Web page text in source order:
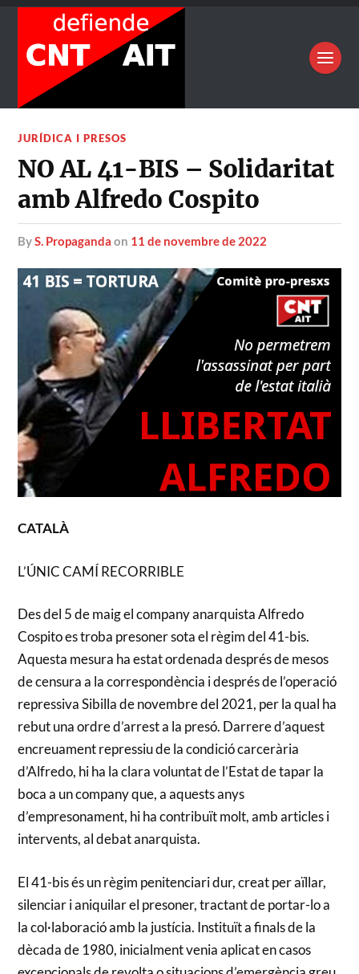
JURÍDICA I PRESOS
NO AL 41-BIS – Solidaritat
amb Alfredo Cospito
byS. Propaganda on 11 de novembre de 2022
CATALÀ
L’ÚNIC CAMÍ RECORRIBLE
Des del 5 de maig el company anarquista Alfredo
Cospito es troba presoner sota el règim del 41-bis.
Aquesta mesura ha estat ordenada després de mesos
de censura a la correspondència i després de l’operació
repressiva Sibilla de novembre del 2021, per la qual ha
rebut una ordre d’arrest a la presó. Darrere d’aquest
encreuament repressiu de la condició carcerària
d’Alfredo, hi ha la clara voluntat de l’Estat de tapar la
boca a un company que, a aquests anys
d’empresonament, hi ha contribuït molt, amb articles i
intervents, al debat anarquista.
El 41-bis és un règim penitenciari dur, creat per aïllar,
silenciar i aniquilar el presoner, tractant de portar-lo a
la col·laboració amb la justícia. Instituït a finals de la
dècada de 1980, inicialment venia aplicat en casos